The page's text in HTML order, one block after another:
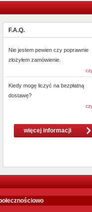
F.A.Q.
Nie jestem pewien czy poprawnie
złożyłem zamówienie.
Kiedy mogę liczyć na bezpłatną
dostawę?
więcej informacji